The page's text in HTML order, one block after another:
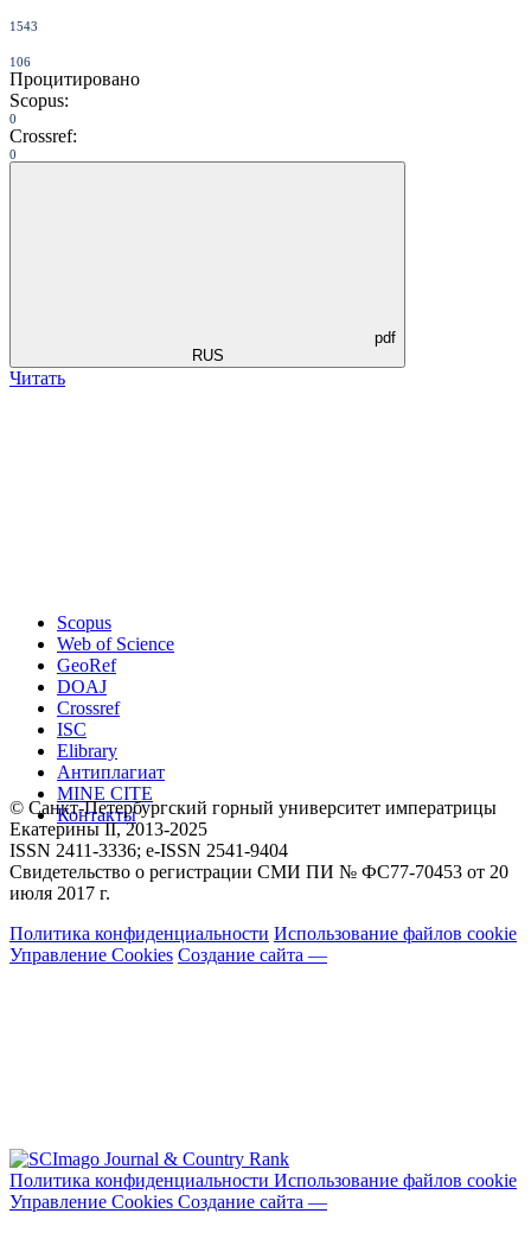
1543
106
Процитировано
Scopus:
0
Crossref:
0
pdf
RUS
Читать
Scopus
Web of Science
GeoRef
DOAJ
Crossref
ISC
Elibrary
Антиплагиат
MINE CITE
Контакты
© Санкт-Петербургский горный университет императрицы
Екатерины ΙΙ, 2013-2025
ISSN 2411-3336; e-ISSN 2541-9404
Свидетельство о регистрации СМИ ПИ № ФС77-70453 от 20
июля 2017 г.
Политика конфиденциальности Использование файлов cookie
Управление Cookies Создание сайта —
Политика конфиденциальности Использование файлов cookie
Управление Cookies Создание сайта —